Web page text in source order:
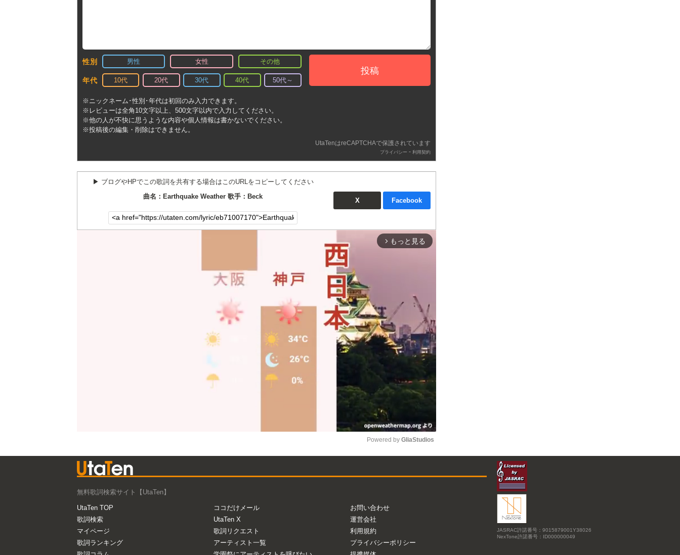
性別 男性 女性 その他
年代 10代 20代 30代 40代 50代～
投稿
※ニックネーム･性別･年代は初回のみ入力できます。
※レビューは全角10文字以上、500文字以内で入力してください。
※他の人が不快に思うような内容や個人情報は書かないでください。
※投稿後の編集・削除はできません。
UtaTenはreCAPTCHAで保護されています
プライバシー - 利用契約
▶︎ ブログやHPでこの歌詞を共有する場合はこのURLをコピーしてください
曲名：Earthquake Weather 歌手：Beck
X Facebook
arrow_forward_ios もっと見る
Powered by GliaStudios
無料歌詞検索サイト【UtaTen】
UtaTen TOP
歌詞検索
マイページ
歌詞ランキング
ココだけメール
UtaTen X
歌詞リクエスト
アーティスト一覧
お問い合わせ
運営会社
利用規約
プライバシーポリシー
JASRAC許諾番号：9015879001Y38026
NexTone許諾番号：ID000000049